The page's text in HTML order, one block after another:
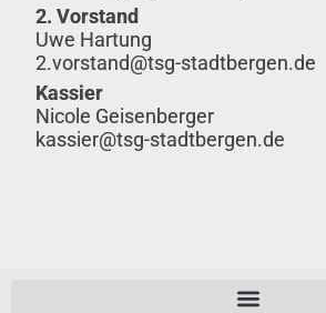
2. Vorstand
Uwe Hartung
2.vorstand@tsg-stadtbergen.de
Kassier
Nicole Geisenberger
kassier@tsg-stadtbergen.de